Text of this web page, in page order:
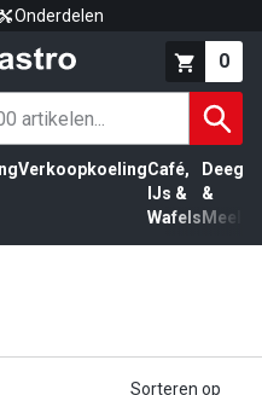
Onderdelen
0
VerkoopkoelingCafé,
IJs &
Wafels
Deeg
&
Meel
Sorteren op